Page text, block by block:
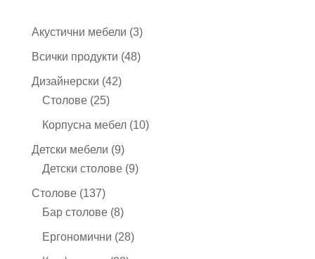
Акустични мебели 33
продукта
Всички продукти 4848
Дизайнерски 4242
Столове 2525
продукта
Корпусна мебел 1010
Детски мебели 99
продукта
Детски столове 99
Столове 137137
продукта
Бар столове 88
продукта
Ергономични 2828